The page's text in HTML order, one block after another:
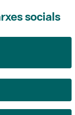
socials